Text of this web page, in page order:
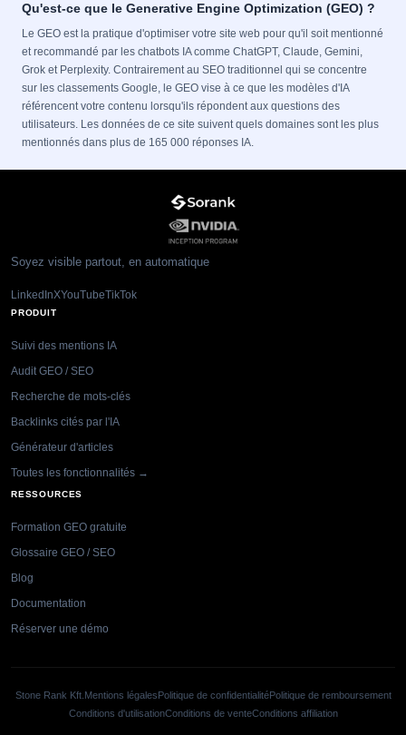
Qu'est-ce que le Generative Engine Optimization (GEO) ?
Le GEO est la pratique d'optimiser votre site web pour qu'il soit mentionné
et recommandé par les chatbots IA comme ChatGPT, Claude, Gemini,
Grok et Perplexity. Contrairement au SEO traditionnel qui se concentre
sur les classements Google, le GEO vise à ce que les modèles d'IA
référencent votre contenu lorsqu'ils répondent aux questions des
utilisateurs. Les données de ce site suivent quels domaines sont les plus
mentionnés dans plus de 165 000 réponses IA.
Soyez visible partout, en automatique
LinkedInXYouTubeTikTok
PRODUIT
Suivi des mentions IA
Audit GEO / SEO
Recherche de mots-clés
Backlinks cités par l'IA
Générateur d'articles
Toutes les fonctionnalités →
RESSOURCES
Formation GEO gratuite
Glossaire GEO / SEO
Blog
Documentation
Réserver une démo
Stone Rank Kft. Mentions légalesPolitique de confidentialitéPolitique de remboursement
Conditions d'utilisationConditions de venteConditions affiliation